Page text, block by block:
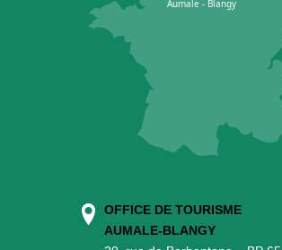
OFFICE DE TOURISME
AUMALE-BLANGY